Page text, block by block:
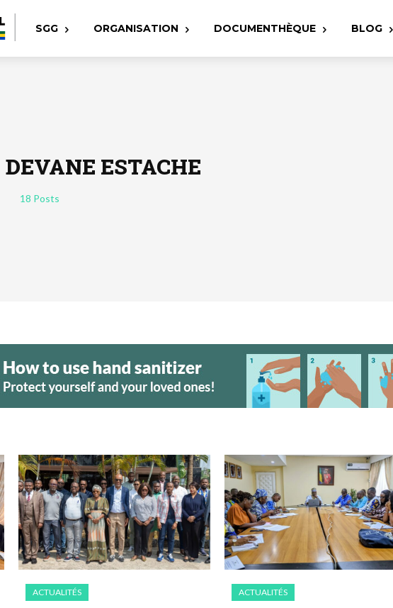
SGG ORGANISATION DOCUMENTHÈQUE BLOG
DEVANE ESTACHE
18 Posts
ACTUALITÉS ACTUALITÉS